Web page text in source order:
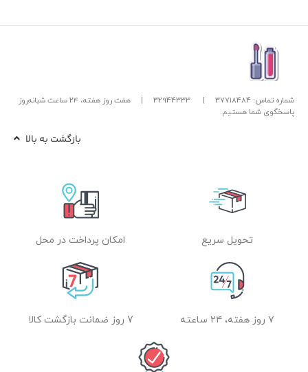
شماره تماس: 37718484 |
32944333
|
هفت روز هفته، ۲۴ ساعت شبانه‌روز
پاسخگوی شما هستیم.
بازگشت به بالا
تحویل سریع امکان پرداخت در محل
۷ روز هفته، ۲۴ ساعته 7 روز ضمانت بازگشت کالا